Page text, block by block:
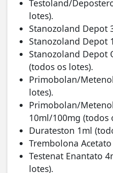
Testoland/
lotes).
Stanozoland Depot
Stanozoland Depot
Stanozoland Depot
(todos os lotes).
Primobolan/
lotes).
Primobolan/
10ml/100mg (todos
Durateston 1ml
Trembolona
Testenat Enantato
lotes).